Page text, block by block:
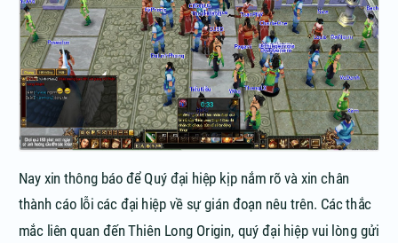
Nay xin thông báo để Quý đại hiệp kịp nắm rõ và xin chân
thành cáo lỗi các đại hiệp về sự gián đoạn nêu trên. Các thắc
mắc liên quan đến Thiên Long Origin, quý đại hiệp vui lòng gửi